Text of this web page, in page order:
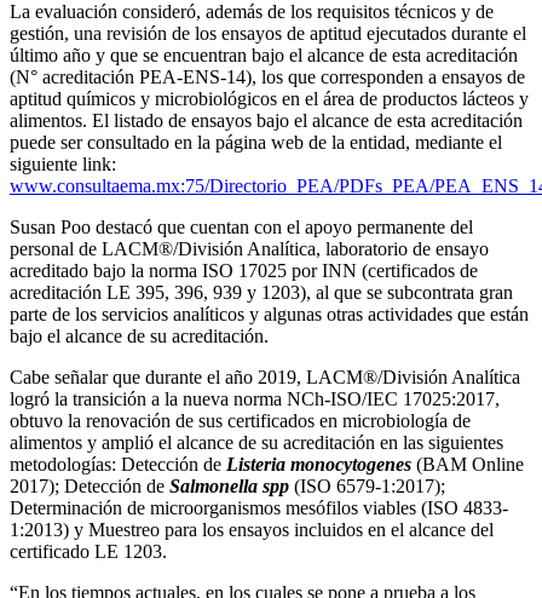
La evaluación consideró, además de los requisitos técnicos y de
gestión, una revisión de los ensayos de aptitud ejecutados durante el
último año y que se encuentran bajo el alcance de esta acreditación
(N° acreditación PEA-ENS-14), los que corresponden a ensayos de
aptitud químicos y microbiológicos en el área de productos lácteos y
alimentos. El listado de ensayos bajo el alcance de esta acreditación
puede ser consultado en la página web de la entidad, mediante el
siguiente link:
www.consultaema.mx:75/Directorio_PEA/PDFs_PEA/
Susan Poo destacó que cuentan con el apoyo permanente del
personal de LACM®/División Analítica, laboratorio de ensayo
acreditado bajo la norma ISO 17025 por INN (certificados de
acreditación LE 395, 396, 939 y 1203), al que se subcontrata gran
parte de los servicios analíticos y algunas otras actividades que están
bajo el alcance de su acreditación.
Cabe señalar que durante el año 2019, LACM®/División Analítica
logró la transición a la nueva norma NCh-ISO/IEC 17025:2017,
obtuvo la renovación de sus certificados en microbiología de
alimentos y amplió el alcance de su acreditación en las siguientes
metodologías: Detección de Listeria monocytogenes (BAM Online
2017); Detección de Salmonella spp (ISO 6579-1:2017);
Determinación de microorganismos mesófilos viables (ISO 4833-
1:2013) y Muestreo para los ensayos incluidos en el alcance del
certificado LE 1203.
“En los tiempos actuales, en los cuales se pone a prueba a los